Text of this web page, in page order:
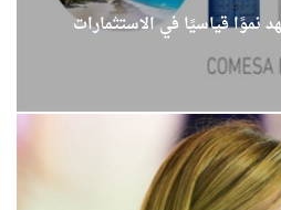
نموًا قياسيًا في الاستثمارات